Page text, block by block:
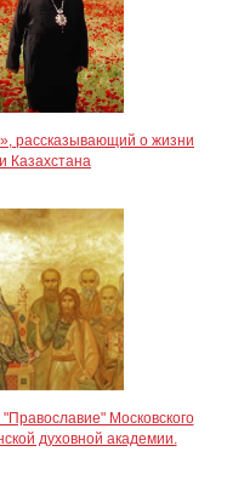
рассказывающий о жизни
Казахстана
Московского
духовной академии.